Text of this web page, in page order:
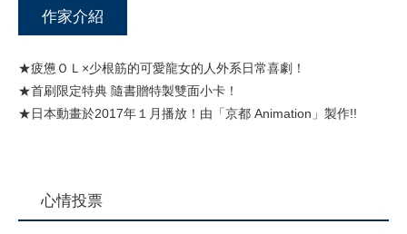
作家介紹
★疲憊ＯＬ×少根筋的可愛龍女的人外系日常喜劇！
★首刷限定特典 隨書贈特製雙面小卡！
★日本動畫於2017年１月播放！由「京都 Animation」製作!!
心情投票